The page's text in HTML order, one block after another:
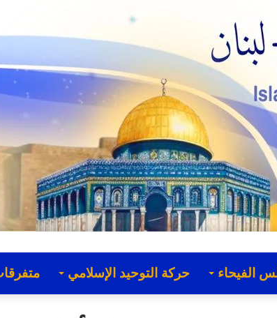
الفيحاء حركة التوحيد الإسلامي